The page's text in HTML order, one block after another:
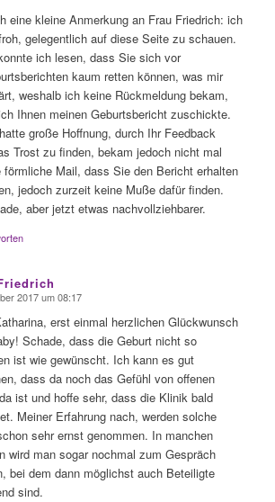
eine kleine Anmerkung an Frau Friedrich: ich
gelegentlich auf diese Seite zu schauen.
ich lesen, dass Sie sich vor
kaum retten können, was mir
weshalb ich keine Rückmeldung bekam,
Ihnen meinen Geburtsbericht zuschickte.
große Hoffnung, durch Ihr Feedback
Trost zu finden, bekam jedoch nicht mal
förmliche Mail, dass Sie den Bericht erhalten
jedoch zurzeit keine Muße dafür finden.
aber jetzt etwas nachvollziehbarer.
2017 um 08:17
erst einmal herzlichen Glückwunsch
Schade, dass die Geburt nicht so
ist wie gewünscht. Ich kann es gut
dass da noch das Gefühl von offenen
ist und hoffe sehr, dass die Klinik bald
Meiner Erfahrung nach, werden solche
sehr ernst genommen. In manchen
wird man sogar nochmal zum Gespräch
bei dem dann möglichst auch Beteiligte
sind.